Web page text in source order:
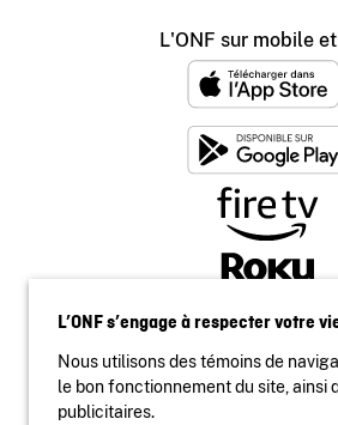
L'ONF sur mobile
L’ONF s’engage à respecter votre
Nous utilisons des témoins de
le bon fonctionnement du site, ainsi
publicitaires.